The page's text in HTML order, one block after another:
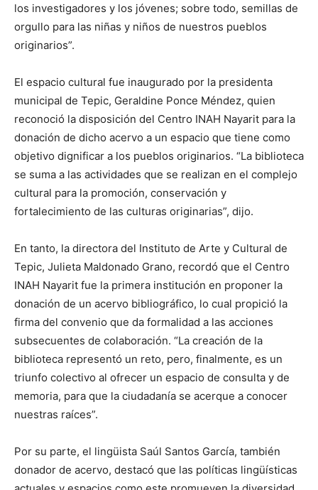
los investigadores y los jóvenes; sobre todo, semillas de
orgullo para las niñas y niños de nuestros pueblos
originarios”.
El espacio cultural fue inaugurado por la presidenta
municipal de Tepic, Geraldine Ponce Méndez, quien
reconoció la disposición del Centro INAH Nayarit para la
donación de dicho acervo a un espacio que tiene como
objetivo dignificar a los pueblos originarios. “La biblioteca
se suma a las actividades que se realizan en el complejo
cultural para la promoción, conservación y
fortalecimiento de las culturas originarias”, dijo.
En tanto, la directora del Instituto de Arte y Cultural de
Tepic, Julieta Maldonado Grano, recordó que el Centro
INAH Nayarit fue la primera institución en proponer la
donación de un acervo bibliográfico, lo cual propició la
firma del convenio que da formalidad a las acciones
subsecuentes de colaboración. “La creación de la
biblioteca representó un reto, pero, finalmente, es un
triunfo colectivo al ofrecer un espacio de consulta y de
memoria, para que la ciudadanía se acerque a conocer
nuestras raíces”.
Por su parte, el lingüista Saúl Santos García, también
donador de acervo, destacó que las políticas lingüísticas